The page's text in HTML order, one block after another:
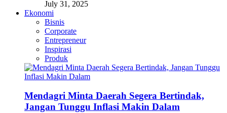
July 31, 2025
Ekonomi
Bisnis
Corporate
Entrepreneur
Inspirasi
Produk
Mendagri Minta Daerah Segera Bertindak,
Jangan Tunggu Inflasi Makin Dalam